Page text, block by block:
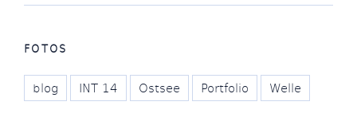
FOTOS
blog INT 14 Ostsee Portfolio Welle